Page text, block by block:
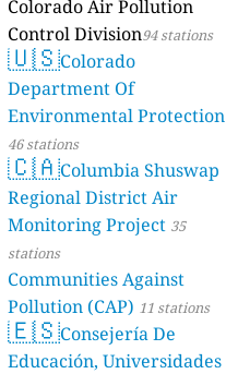
Colorado Air Pollution
Control Division94 stations
🇺🇸Colorado
Department Of
Environmental Protection
46 stations
🇨🇦Columbia Shuswap
Regional District Air
Monitoring Project 35
stations
Communities Against
Pollution (CAP) 11 stations
🇪🇸Consejería De
Educación, Universidades